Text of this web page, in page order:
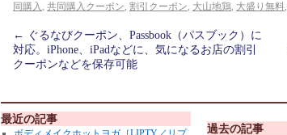
同購入 , 共同購入クーポン, 割引クーポン, 大山地鶏, 大盛り無料,
← ぐるなびクーポン、Passbook（パスブック）に
対応。iPhone、iPadなどに、気になるお店の割引
クーポンなどを保存可能
最近の記事
過去の記事